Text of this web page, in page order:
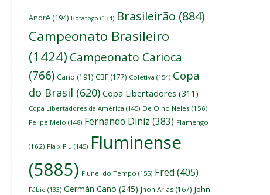
André (194) Botafogo (134) Brasileirão (884)
Campeonato Brasileiro
(1424) Campeonato Carioca
(766) Cano (191) CBF (177) Coletiva (154) Copa
do Brasil (620) Copa Libertadores (311)
Copa Libertadores da América (145) De Olho Neles (156)
Felipe Melo (148) Fernando Diniz (383) Flamengo
(162) Fla x Flu (145) Fluminense
(5885) Flunel do Tempo (155) Fred (405)
Fábio (133) Germán Cano (245) Jhon Arias (167) John